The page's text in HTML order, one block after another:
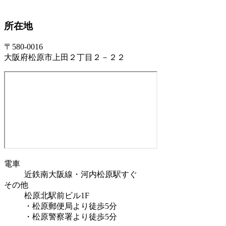
所在地
〒580-0016
大阪府松原市上田２丁目２－２２
電車
近鉄南大阪線・河内松原駅すぐ
その他
松原北駅前ビル1F
・松原郵便局より徒歩5分
・松原警察署より徒歩5分